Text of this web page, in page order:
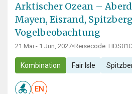
Arktischer Ozean –
Mayen, Eisrand,
Vogelbeobachtung
21 Mai - 1 Jun, 2027•Reisecode:
Kombination Fair Isle
EN